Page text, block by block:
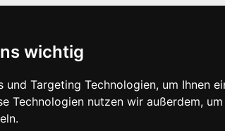
wichtig
Targeting Technologien, um Ihnen
Technologien nutzen wir außerdem,